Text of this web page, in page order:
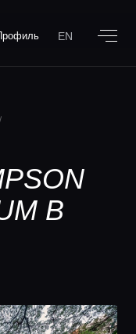
EN
/
В